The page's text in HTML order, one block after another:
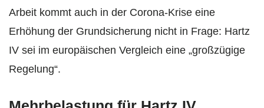
Arbeit kommt auch in der Corona-Krise eine
Erhöhung der Grundsicherung nicht in Frage: Hartz
IV sei im europäischen Vergleich eine „großzügige
Regelung“.